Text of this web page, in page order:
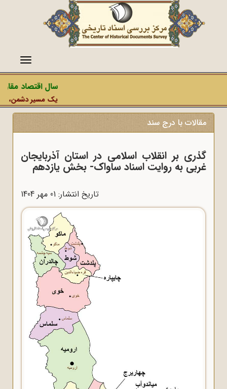
منو
سال اقتصاد
یک مسیر دشمن،
مقالات با درج سند
گذری بر انقلاب اسلامی در استان آذربایجان
غربی به روایت اسناد ساواک- بخش یازدهم
تاریخ انتشار: 01 مهر 1404